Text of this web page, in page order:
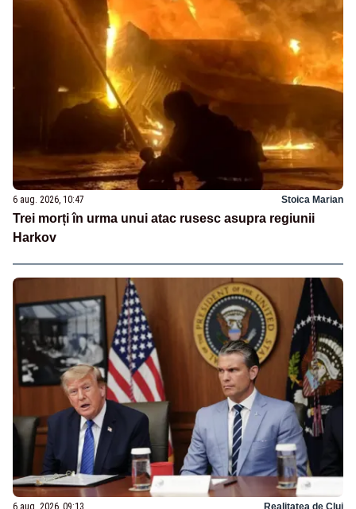
6 aug. 2026, 10:47 Stoica Marian
Trei morți în urma unui atac rusesc asupra regiunii
Harkov